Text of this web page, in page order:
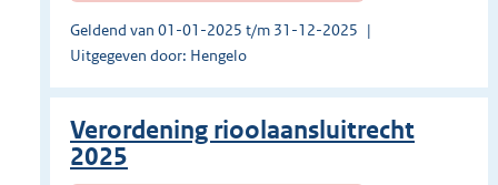
Geldend van 01-01-2025 t/m 31-12-2025
Uitgegeven door: Hengelo
Verordening rioolaansluitrecht
2025